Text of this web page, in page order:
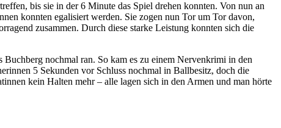
bis sie in der 6 Minute das Spiel drehen konnten. Von nun an
konnten egalisiert werden. Sie zogen nun Tor um Tor davon,
zusammen. Durch diese starke Leistung konnten sich die
nochmal ran. So kam es zu einem Nervenkrimi in den
5 Sekunden vor Schluss nochmal in Ballbesitz, doch die
kein Halten mehr – alle lagen sich in den Armen und man hörte